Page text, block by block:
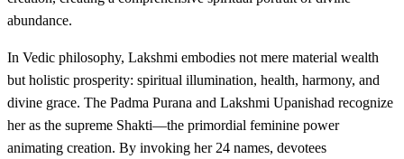
abundance.
In Vedic philosophy, Lakshmi embodies not mere material wealth
but holistic prosperity: spiritual illumination, health, harmony, and
divine grace. The Padma Purana and Lakshmi Upanishad recognize
her as the supreme Shakti—the primordial feminine power
animating creation. By invoking her 24 names, devotees